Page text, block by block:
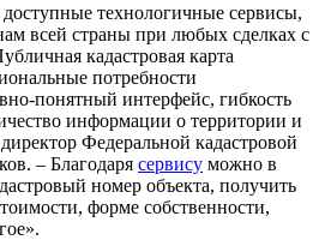
доступные технологичные сервисы,
всей страны при любых сделках с
кадастровая карта
потребности
понятный интерфейс, гибкость
информации о территории и
Федеральной кадастровой
– Благодаря сервису можно в
номер объекта, получить
форме собственности,